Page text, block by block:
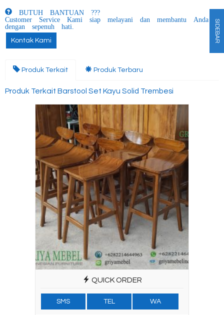
BUTUH BANTUAN ???
Customer Service Kami siap melayani dan membantu Anda
dengan sepenuh hati.
Kontak Kami
Produk Terkait Produk Terbaru
Produk Terkait Barstool Set Kayu Solid Trembesi
QUICK ORDER
SMS TEL WA
SIDEBAR